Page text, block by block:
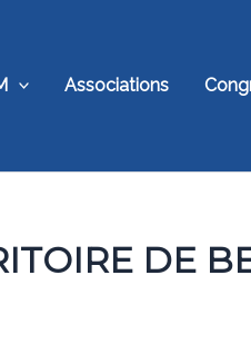
Associations
DE